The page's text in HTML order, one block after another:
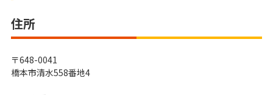
住所
〒648-0041
橋本市清水558番地4